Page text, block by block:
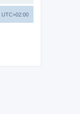
UTC+02:00